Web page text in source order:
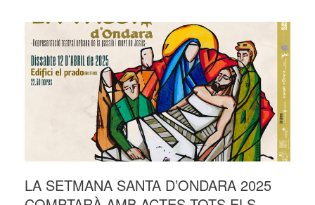
LA SETMANA SANTA D’ONDARA 2025